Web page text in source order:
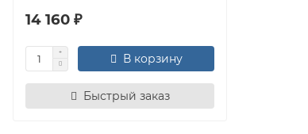
14 160 ₽
В корзину
Быстрый заказ